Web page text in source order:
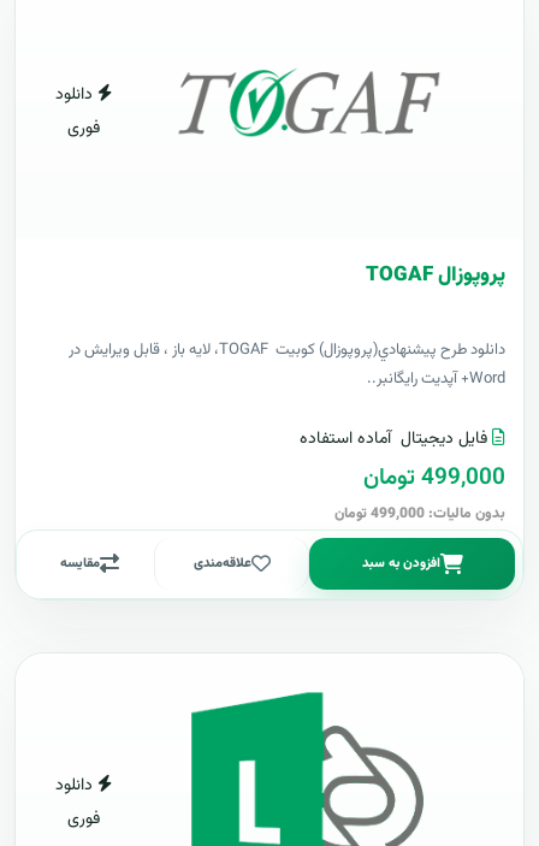
دانلود
فوری
پروپوزال TOGAF
دانلود طرح پيشنهادي(پروپوزال) کوبیت TOGAF، لایه باز ، قابل ویرایش در
Word+ آپدیت رایگانبر..
فایل دیجیتال آماده استفاده
499,000 تومان
بدون مالیات: 499,000 تومان
افزودن به سبد علاقه‌مندی مقایسه
دانلود
فوری